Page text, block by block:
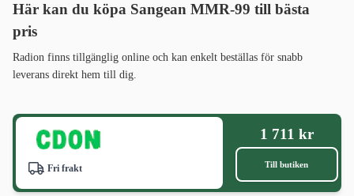
Här kan du köpa Sangean MMR-99 till bästa
pris
Radion finns tillgänglig online och kan enkelt beställas för snabb
leverans direkt hem till dig.
Fri frakt
1 711 kr
Till butiken